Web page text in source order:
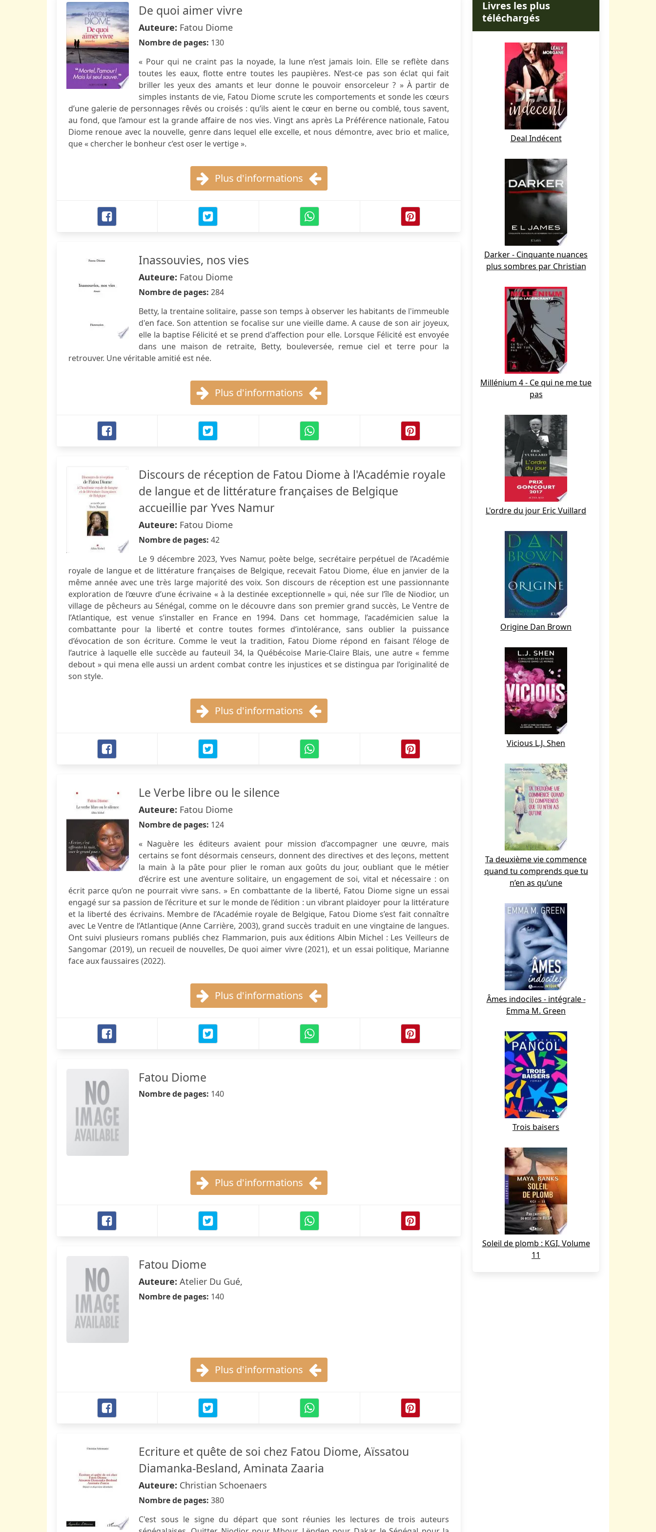
De quoi aimer vivre
Auteure: Fatou Diome
Nombre de pages: 130
« Pour qui ne craint pas la noyade, la lune n’est jamais loin. Elle se reflète dans
toutes les eaux, flotte entre toutes les paupières. N’est-ce pas son éclat qui fait
briller les yeux des amants et leur donne le pouvoir ensorceleur ? » À partir de
simples instants de vie, Fatou Diome scrute les comportements et sonde les cœurs
d’une galerie de personnages rêvés ou croisés : qu’ils aient le cœur en berne ou comblé, tous savent,
au fond, que l’amour est la grande affaire de nos vies. Vingt ans après La Préférence nationale, Fatou
Diome renoue avec la nouvelle, genre dans lequel elle excelle, et nous démontre, avec brio et malice,
que « chercher le bonheur c’est oser le vertige ».
Plus d'informations
Inassouvies, nos vies
Auteure: Fatou Diome
Nombre de pages: 284
Betty, la trentaine solitaire, passe son temps à observer les habitants de l'immeuble
d'en face. Son attention se focalise sur une vieille dame. A cause de son air joyeux,
elle la baptise Félicité et se prend d'affection pour elle. Lorsque Félicité est envoyée
dans une maison de retraite, Betty, bouleversée, remue ciel et terre pour la
retrouver. Une véritable amitié est née.
Plus d'informations
Discours de réception de Fatou Diome à l'Académie royale
de langue et de littérature françaises de Belgique
accueillie par Yves Namur
Auteure: Fatou Diome
Nombre de pages: 42
Le 9 décembre 2023, Yves Namur, poète belge, secrétaire perpétuel de l’Académie
royale de langue et de littérature françaises de Belgique, recevait Fatou Diome, élue en janvier de la
même année avec une très large majorité des voix. Son discours de réception est une passionnante
exploration de l’œuvre d’une écrivaine « à la destinée exceptionnelle » qui, née sur l’île de Niodior, un
village de pêcheurs au Sénégal, comme on le découvre dans son premier grand succès, Le Ventre de
l’Atlantique, est venue s’installer en France en 1994. Dans cet hommage, l’académicien salue la
combattante pour la liberté et contre toutes formes d’intolérance, sans oublier la puissance
d’évocation de son écriture. Comme le veut la tradition, Fatou Diome répond en faisant l’éloge de
l’autrice à laquelle elle succède au fauteuil 34, la Québécoise Marie-Claire Blais, une autre « femme
debout » qui mena elle aussi un ardent combat contre les injustices et se distingua par l’originalité de
son style.
Plus d'informations
Le Verbe libre ou le silence
Auteure: Fatou Diome
Nombre de pages: 124
« Naguère les éditeurs avaient pour mission d’accompagner une œuvre, mais
certains se font désormais censeurs, donnent des directives et des leçons, mettent
la main à la pâte pour plier le roman aux goûts du jour, oubliant que le métier
d’écrire est une aventure solitaire, un engagement de soi, vital et nécessaire : on
écrit parce qu’on ne pourrait vivre sans. » En combattante de la liberté, Fatou Diome signe un essai
engagé sur sa passion de l’écriture et sur le monde de l’édition : un vibrant plaidoyer pour la littérature
et la liberté des écrivains. Membre de l’Académie royale de Belgique, Fatou Diome s’est fait connaître
avec Le Ventre de l’Atlantique (Anne Carrière, 2003), grand succès traduit en une vingtaine de langues.
Ont suivi plusieurs romans publiés chez Flammarion, puis aux éditions Albin Michel : Les Veilleurs de
Sangomar (2019), un recueil de nouvelles, De quoi aimer vivre (2021), et un essai politique, Marianne
face aux faussaires (2022).
Plus d'informations
Fatou Diome
Nombre de pages: 140
Plus d'informations
Fatou Diome
Auteure: Atelier Du Gué,
Nombre de pages: 140
Plus d'informations
Ecriture et quête de soi chez Fatou Diome, Aïssatou
Diamanka-Besland, Aminata Zaaria
Auteure: Christian Schoenaers
Nombre de pages: 380
C'est sous le signe du départ que sont réunies les lectures de trois auteurs
Livres les plus
téléchargés
Deal Indécent
Darker - Cinquante nuances
plus sombres par Christian
Millénium 4 - Ce qui ne me tue
pas
L'ordre du jour Eric Vuillard
Origine Dan Brown
Vicious L.J. Shen
Ta deuxième vie commence
quand tu comprends que tu
n’en as qu’une
Âmes indociles - intégrale -
Emma M. Green
Trois baisers
Soleil de plomb : KGI, Volume
11